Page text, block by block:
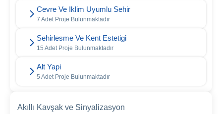
Cevre Ve Iklim Uyumlu Sehir
7 Adet Proje Bulunmaktadır
Sehirlesme Ve Kent Estetigi
15 Adet Proje Bulunmaktadır
Alt Yapi
5 Adet Proje Bulunmaktadır
Akıllı Kavşak ve Sinyalizasyon